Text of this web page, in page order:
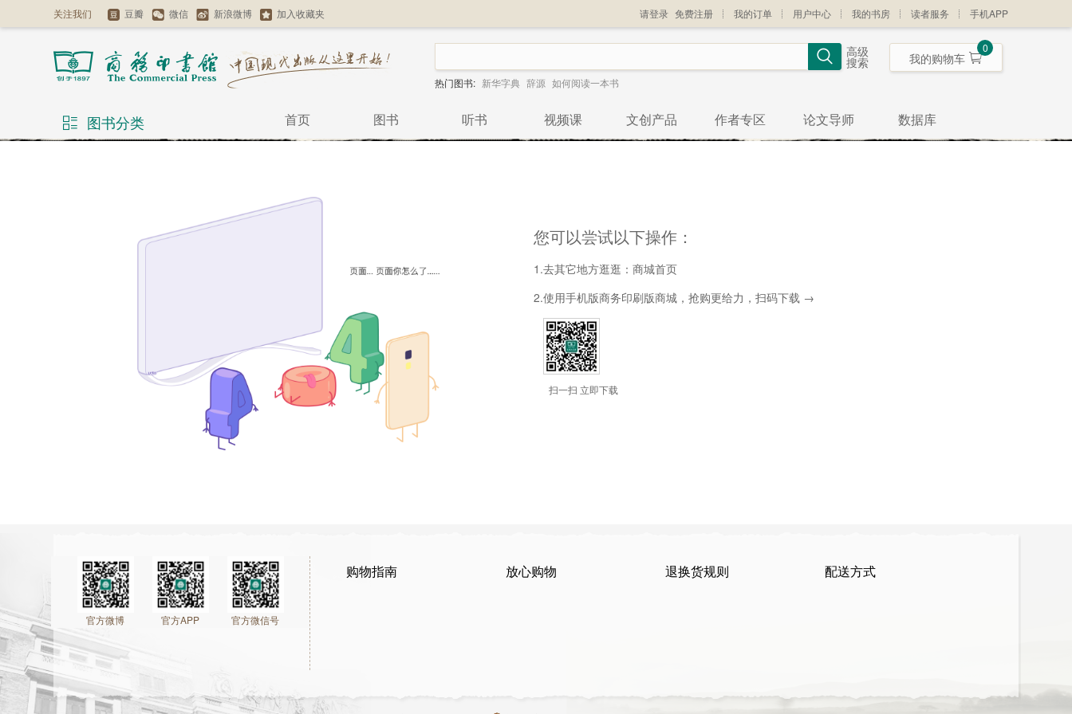
关注我们 豆瓣 微信 新浪微博 加入收藏夹 请登录 免费注册 我的订单 用户中心 我的书房 读者服务 手机APP
高级
搜索
热门图书: 新华字典 辞源 如何阅读一本书
我的购物车
0
图书分类 首页 图书 听书 视频课 文创产品 作者专区 论文导师 数据库
您可以尝试以下操作：
1.去其它地方逛逛： 商城首页
2.使用手机版商务印刷版商城，抢购更给力，扫码下载 →
扫一扫 立即下载
官方微博 官方APP 官方微信号
购物指南 放心购物 退换货规则 配送方式